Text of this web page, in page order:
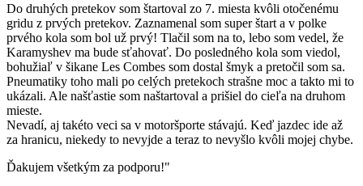
Do druhých pretekov som štartoval zo 7. miesta kvôli otočenému
gridu z prvých pretekov. Zaznamenal som super štart a v polke
prvého kola som bol už prvý! Tlačil som na to, lebo som vedel, že
Karamyshev ma bude sťahovať. Do posledného kola som viedol,
bohužiaľ v šikane Les Combes som dostal šmyk a pretočil som sa.
Pneumatiky toho mali po celých pretekoch strašne moc a takto mi to
ukázali. Ale našťastie som naštartoval a prišiel do cieľa na druhom
mieste.
Nevadí, aj takéto veci sa v motoršporte stávajú. Keď jazdec ide až
za hranicu, niekedy to nevyjde a teraz to nevyšlo kvôli mojej chybe.
Ďakujem všetkým za podporu!"